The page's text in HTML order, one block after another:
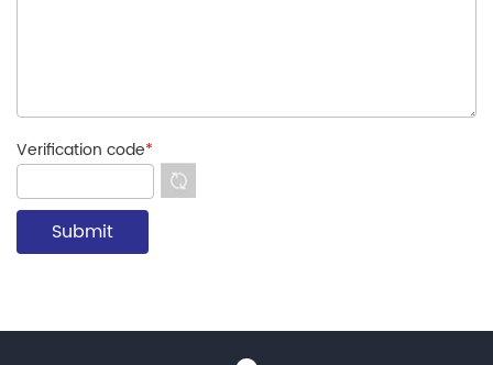
Verification code*